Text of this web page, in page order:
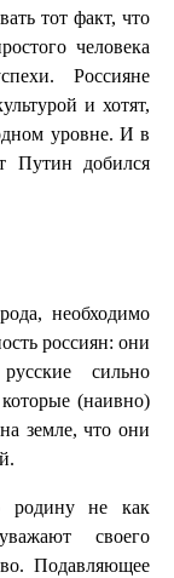
тот факт, что
человека
Россияне
и хотят,
уровне. И в
Путин добился
необходимо
россиян: они
сильно
(наивно)
земле, что они
родину не как
своего
Подавляющее